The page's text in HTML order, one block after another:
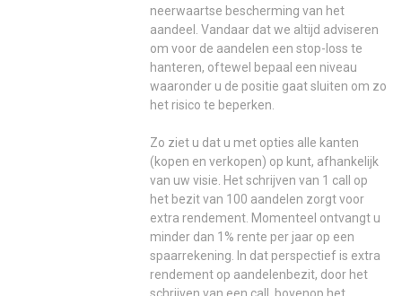
neerwaartse bescherming van het
aandeel. Vandaar dat we altijd adviseren
om voor de aandelen een stop-loss te
hanteren, oftewel bepaal een niveau
waaronder u de positie gaat sluiten om zo
het risico te beperken.
Zo ziet u dat u met opties alle kanten
(kopen en verkopen) op kunt, afhankelijk
van uw visie. Het schrijven van 1 call op
het bezit van 100 aandelen zorgt voor
extra rendement. Momenteel ontvangt u
minder dan 1% rente per jaar op een
spaarrekening. In dat perspectief is extra
rendement op aandelenbezit, door het